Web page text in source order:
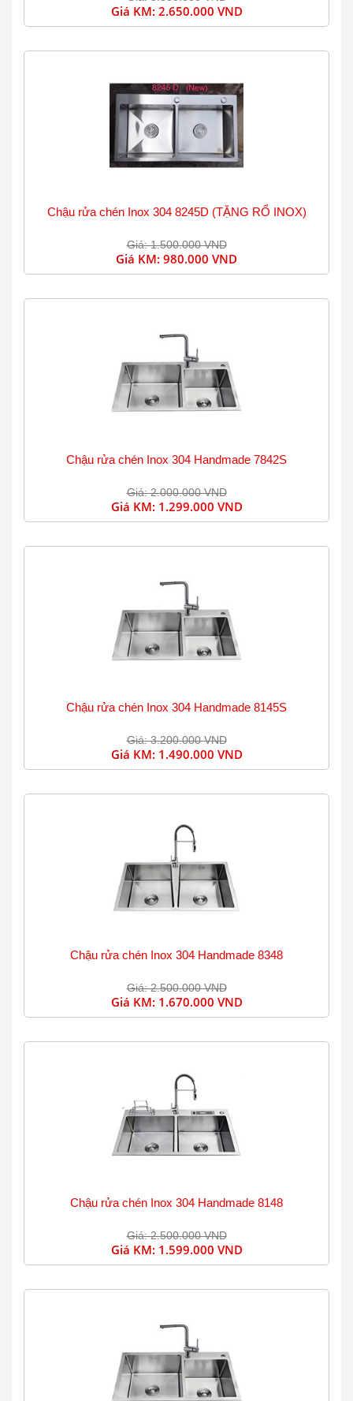
Giá KM: 2.650.000 VND
Chậu rửa chén Inox 304 8245D (TẶNG RỔ INOX)
Giá: 1.500.000 VND
Giá KM: 980.000 VND
Chậu rửa chén Inox 304 Handmade 7842S
Giá: 2.000.000 VND
Giá KM: 1.299.000 VND
Chậu rửa chén Inox 304 Handmade 8145S
Giá: 3.200.000 VND
Giá KM: 1.490.000 VND
Chậu rửa chén Inox 304 Handmade 8348
Giá: 2.500.000 VND
Giá KM: 1.670.000 VND
Chậu rửa chén Inox 304 Handmade 8148
Giá: 2.500.000 VND
Giá KM: 1.599.000 VND